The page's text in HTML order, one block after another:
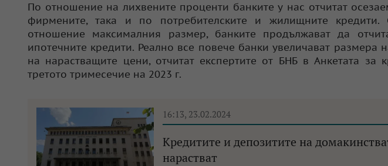
По отношение на лихвените проценти банките у нас отчитат
фирмените, така и по потребителските и жилищните
отношение максималния размер, банките продължават да
ипотечните кредити. Реално все повече банки увеличават размера
на нарастващите цени, отчитат експертите от БНБ в Анкетата за
третото тримесечие на 2023 г.
16:13, 23.02.2024
Кредитите и депозитите на
нарастват